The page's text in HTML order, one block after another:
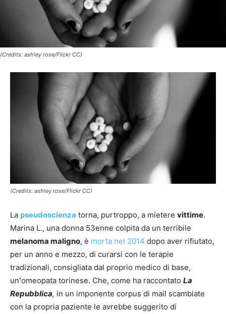
(Credits: ashley rose/Flickr CC)
(Credits: ashley rose/Flickr CC)
La pseudoscienza torna, purtroppo, a mietere vittime.
Marina L., una donna 53enne colpita da un terribile
melanoma maligno, è morta nel 2014 dopo aver rifiutato,
per un anno e mezzo, di curarsi con le terapie
tradizionali, consigliata dal proprio medico di base,
un‘omeopata torinese. Che, come ha raccontato La
Repubblica, in un imponente corpus di mail scambiate
con la propria paziente le avrebbe suggerito di